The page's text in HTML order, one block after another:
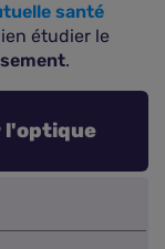
santé
étudier le
.
l'optique